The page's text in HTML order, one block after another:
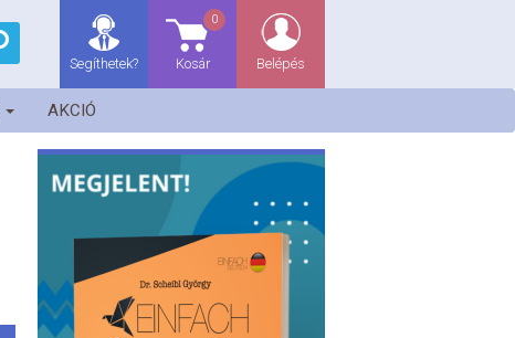
Belépés
Kosár
0
Segíthetek?
AKCIÓ